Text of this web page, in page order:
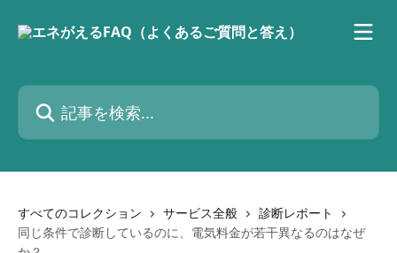
記事を検索...
すべてのコレクション サービス全般
診断レポート
同じ条件で診断しているのに、電気料金が若干異なるのはなぜ